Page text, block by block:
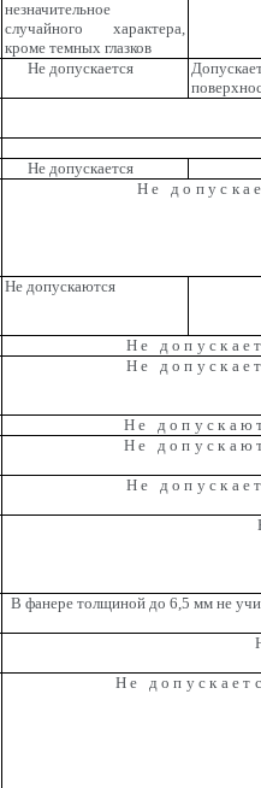
незначительное
случайного характера,
кроме темных глазков
Не допускается
Не допускается
Не
Не допускаются
Не
Не
Не
Не
Не
В фанере толщиной до 6,5 мм не
Не